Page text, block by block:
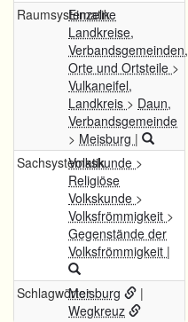
Raumsystematik
Einzelne
Landkreise,
Verbandsgemeinden,
Orte und Ortsteile >
Vulkaneifel,
Landkreis > Daun,
Verbandsgemeinde
> Meisburg |
Sachsystematik
Volkskunde >
Religiöse
Volkskunde >
Volksfrömmigkeit >
Gegenstände der
Volksfrömmigkeit |
SchlagwörterMeisburg
|
Wegkreuz